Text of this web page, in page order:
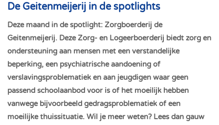
De Geitenmeijerij in de spotlights
Deze maand in de spotlight: Zorgboerderij de
Geitenmeijerij. Deze Zorg- en Logeerboerderij biedt zorg en
ondersteuning aan mensen met een verstandelijke
beperking, een psychiatrische aandoening of
verslavingsproblematiek en aan jeugdigen waar geen
passend schoolaanbod voor is of het moeilijk hebben
vanwege bijvoorbeeld gedragsproblematiek of een
moeilijke thuissituatie. Wil je meer weten? Lees dan gauw